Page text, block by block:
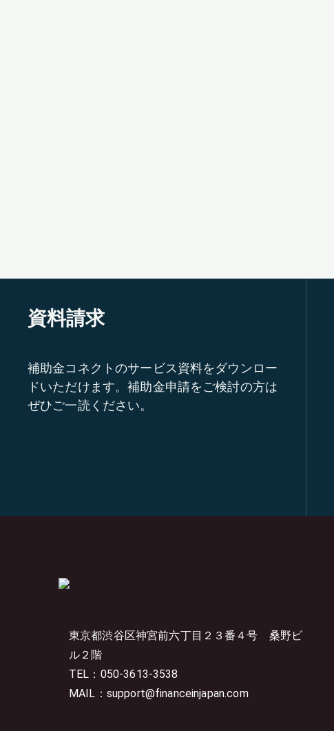
資料請求
補助金コネクトのサービス資料をダウンロー
ドいただけます。補助金申請をご検討の方は
ぜひご一読ください。
東京都渋谷区神宮前六丁目２３番４号 桑野ビ
ル２階
TEL：050-3613-3538
MAIL：support@financeinjapan.com